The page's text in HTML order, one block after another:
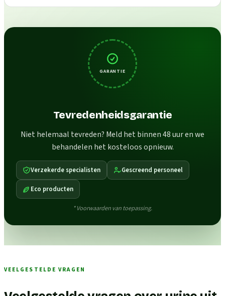
GARANTIE
Tevredenheidsgarantie
Niet helemaal tevreden? Meld het binnen 48 uur en we
behandelen het kosteloos opnieuw.
Verzekerde specialisten Gescreend personeel
Eco producten
* Voorwaarden van toepassing.
VEELGESTELDE VRAGEN